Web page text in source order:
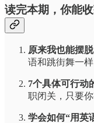
读完本期，你能
原来我也能摆
语和跳街舞一
7个具体可行动
职闭关，只要
学会如何“用英